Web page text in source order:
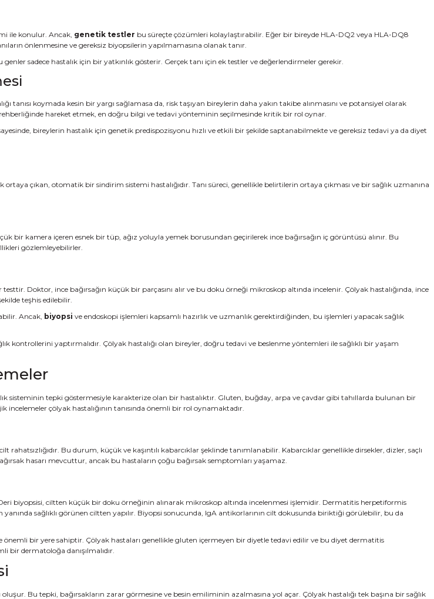
ile konulur. Ancak, genetik testler bu süreçte çözümleri kolaylaştırabilir. Eğer bir bireyde HLA-DQ2 veya HLA-DQ8
önlenmesine ve gereksiz biyopsilerin yapılmamasına olanak tanır.
sadece hastalık için bir yatkınlık gösterir. Gerçek tanı için ek testler ve değerlendirmeler gerekir.
tanısı koymada kesin bir yargı sağlamasa da, risk taşıyan bireylerin daha yakın takibe alınmasını ve potansiyel olarak
rehberliğinde hareket etmek, en doğru bilgi ve tedavi yönteminin seçilmesinde kritik bir rol oynar.
bireylerin hastalık için genetik predispozisyonu hızlı ve etkili bir şekilde saptanabilmekte ve gereksiz tedavi ya da diyet
çıkan, otomatik bir sindirim sistemi hastalığıdır. Tanı süreci, genellikle belirtilerin ortaya çıkması ve bir sağlık uzmanına
bir kamera içeren esnek bir tüp, ağız yoluyla yemek borusundan geçirilerek ince bağırsağın iç görüntüsü alınır. Bu
gözlemleyebilirler.
Doktor, ince bağırsağın küçük bir parçasını alır ve bu doku örneği mikroskop altında incelenir. Çölyak hastalığında, ince
teşhis edilebilir.
Ancak, biyopsi ve endoskopi işlemleri kapsamlı hazırlık ve uzmanlık gerektirdiğinden, bu işlemleri yapacak sağlık
yaptırmalıdır. Çölyak hastalığı olan bireyler, doğru tedavi ve beslenme yöntemleri ile sağlıklı bir yaşam
sisteminin tepki göstermesiyle karakterize olan bir hastalıktır. Gluten, buğday, arpa ve çavdar gibi tahıllarda bulunan bir
çölyak hastalığının tanısında önemli bir rol oynamaktadır.
rahatsızlığıdır. Bu durum, küçük ve kaşıntılı kabarcıklar şeklinde tanımlanabilir. Kabarcıklar genellikle dirsekler, dizler, saçlı
hasarı mevcuttur, ancak bu hastaların çoğu bağırsak semptomları yaşamaz.
biyopsisi, ciltten küçük bir doku örneğinin alınarak mikroskop altında incelenmesi işlemidir. Dermatitis herpetiformis
sağlıklı görünen ciltten yapılır. Biyopsi sonucunda, IgA antikorlarının cilt dokusunda biriktiği görülebilir, bu da
bir yere sahiptir. Çölyak hastaları genellikle gluten içermeyen bir diyetle tedavi edilir ve bu diyet dermatitis
bir dermatoloğa danışılmalıdır.
Bu tepki, bağırsakların zarar görmesine ve besin emiliminin azalmasına yol açar. Çölyak hastalığı tek başına bir sağlık